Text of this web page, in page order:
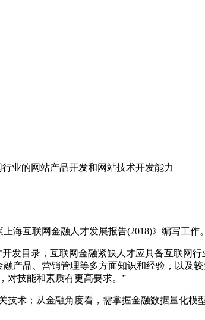
业的网站产品开发和网站技术开发能力
海互联网金融人才发展报告(2018)》编写工作。
目录，互联网金融紧缺人才应具备互联网行
产品、营销管理等多方面知识和经验，以及
对技能和素质有更高要求。”
技术；从金融角度看，需掌握金融数据量化模